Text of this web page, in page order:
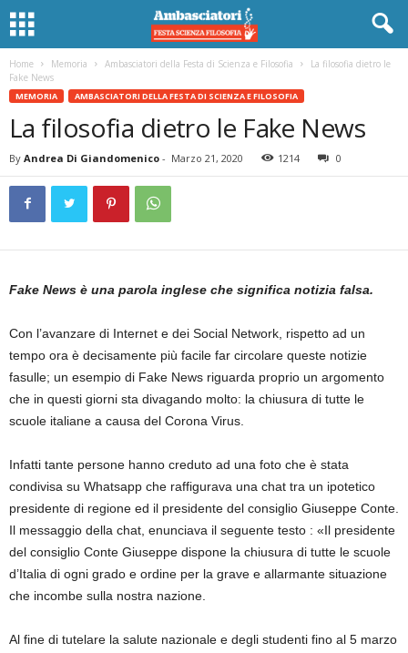
Home Memoria Ambasciatori della Festa di Scienza e Filosofia
La filosofia dietro le
Fake News
MEMORIA AMBASCIATORI DELLA FESTA DI SCIENZA E FILOSOFIA
La filosofia dietro le Fake News
By Andrea Di Giandomenico - Marzo 21, 2020 1214 0
Fake News è una parola inglese che significa notizia falsa.
Con l’avanzare di Internet e dei Social Network, rispetto ad un
tempo ora è decisamente più facile far circolare queste notizie
fasulle; un esempio di Fake News riguarda proprio un argomento
che in questi giorni sta divagando molto: la chiusura di tutte le
scuole italiane a causa del Corona Virus.
Infatti tante persone hanno creduto ad una foto che è stata
condivisa su Whatsapp che raffigurava una chat tra un ipotetico
presidente di regione ed il presidente del consiglio Giuseppe Conte.
Il messaggio della chat, enunciava il seguente testo : «Il presidente
del consiglio Conte Giuseppe dispone la chiusura di tutte le scuole
d’Italia di ogni grado e ordine per la grave e allarmante situazione
che incombe sulla nostra nazione.
Al fine di tutelare la salute nazionale e degli studenti fino al 5 marzo